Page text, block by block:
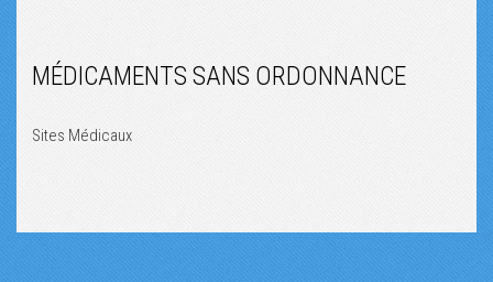
MÉDICAMENTS SANS ORDONNANCE
Sites Médicaux